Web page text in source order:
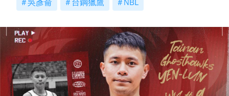
吳彥侖 台鋼獵鷹 NBL